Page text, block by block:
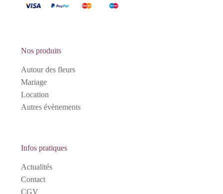
Nos produits
Autour des fleurs
Mariage
Location
Autres évènements
Infos pratiques
Actualités
Contact
CGV